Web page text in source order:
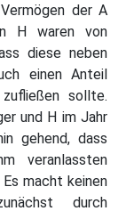
der A
H waren von
diese neben
einen Anteil
sollte.
und H im Jahr
gehend, dass
veranlassten
macht keinen
durch